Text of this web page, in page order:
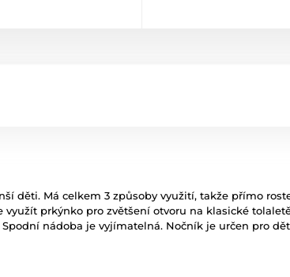
děti. Má celkem 3 způsoby využití, takže přímo
prkýnko pro zvětšení otvoru na klasické
nádoba je vyjímatelná. Nočník je určen pro